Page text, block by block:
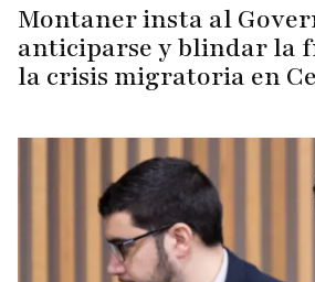
Montaner insta al
anticiparse y blindar la
la crisis migratoria en